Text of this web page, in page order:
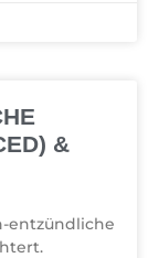
&
entzündliche